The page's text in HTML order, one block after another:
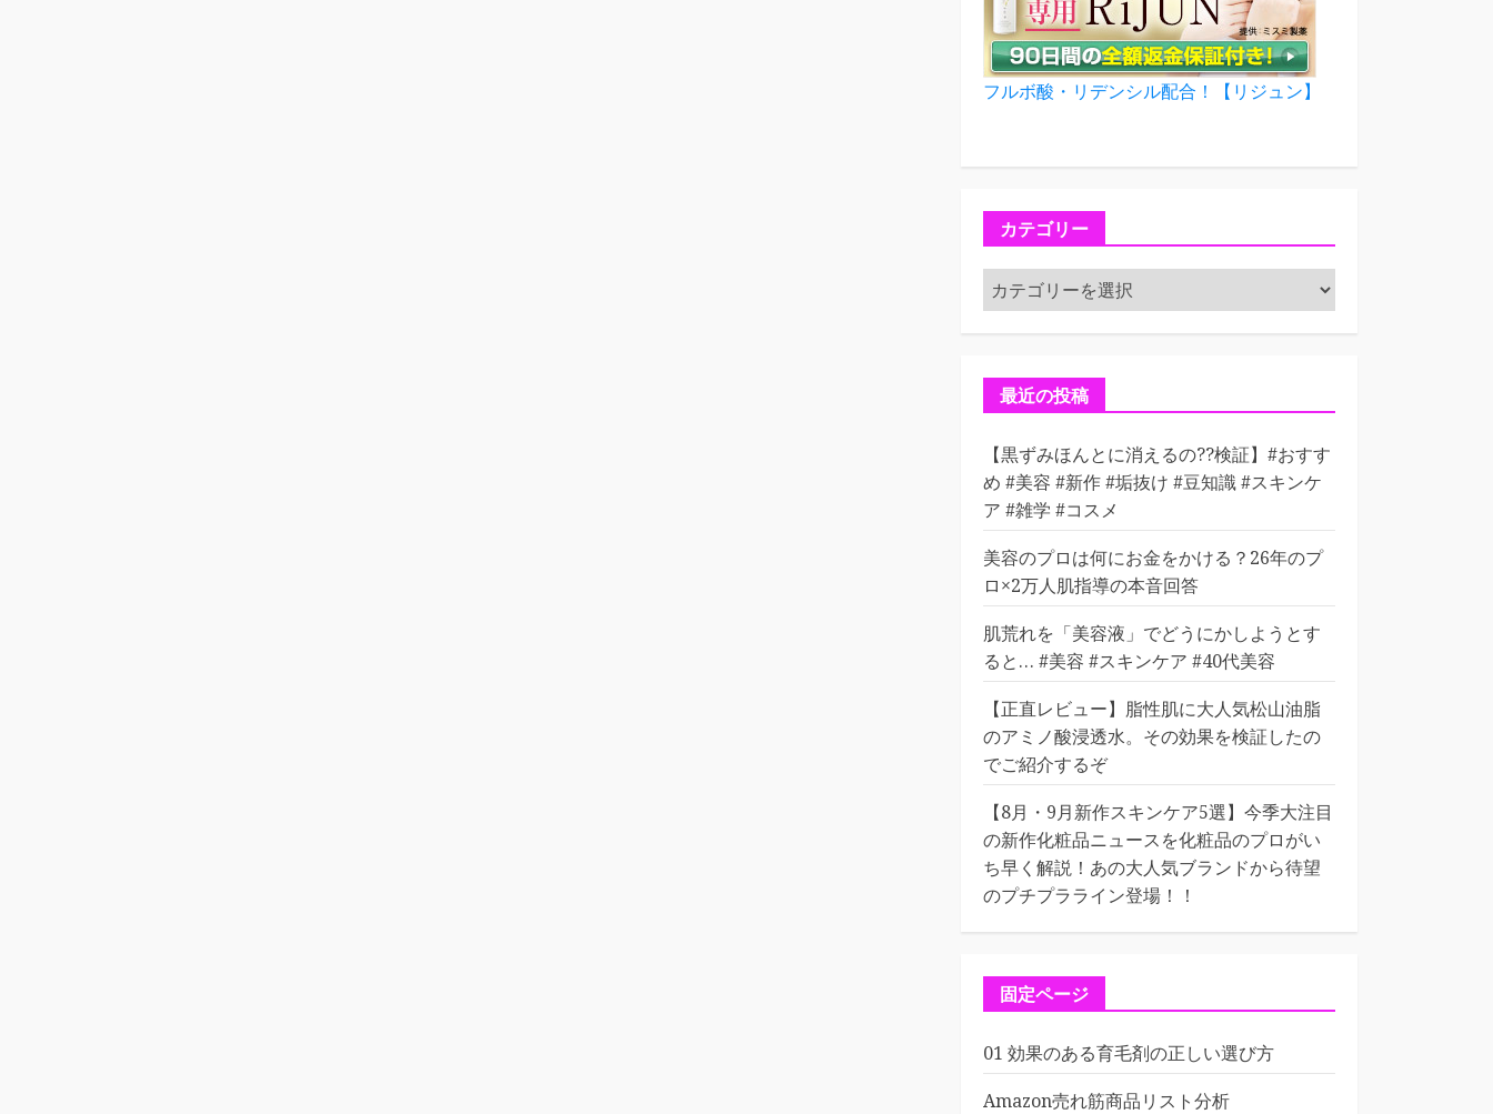
フルボ酸・リデンシル配合！【リジュン】
カテゴリー
カ
テ
ゴ
ー最近の投稿
【黒ずみほんとに消えるの??検証】#おすす
め #美容 #新作 #垢抜け #豆知識 #スキンケ
ア #雑学 #コスメ
美容のプロは何にお金をかける？26年のプ
ロ×2万人肌指導の本音回答
肌荒れを「美容液」でどうにかしようとす
ると… #美容 #スキンケア #40代美容
【正直レビュー】脂性肌に大人気松山油脂
のアミノ酸浸透水。その効果を検証したの
でご紹介するぞ
【8月・9月新作スキンケア5選】今季大注目
の新作化粧品ニュースを化粧品のプロがい
ち早く解説！あの大人気ブランドから待望
のプチプラライン登場！！
固定ページ
01 効果のある育毛剤の正しい選び方
Amazon売れ筋商品リスト分析